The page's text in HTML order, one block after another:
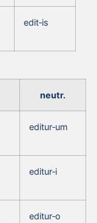
edit‑is
neutr.
editur‑um
editur‑i
editur‑o